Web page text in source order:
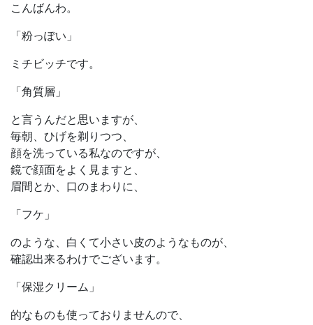
こんばんわ。
「粉っぽい」
ミチビッチです。
「角質層」
と言うんだと思いますが、
毎朝、ひげを剃りつつ、
顔を洗っている私なのですが、
鏡で顔面をよく見ますと、
眉間とか、口のまわりに、
「フケ」
のような、白くて小さい皮のようなものが、
確認出来るわけでございます。
「保湿クリーム」
的なものも使っておりませんので、